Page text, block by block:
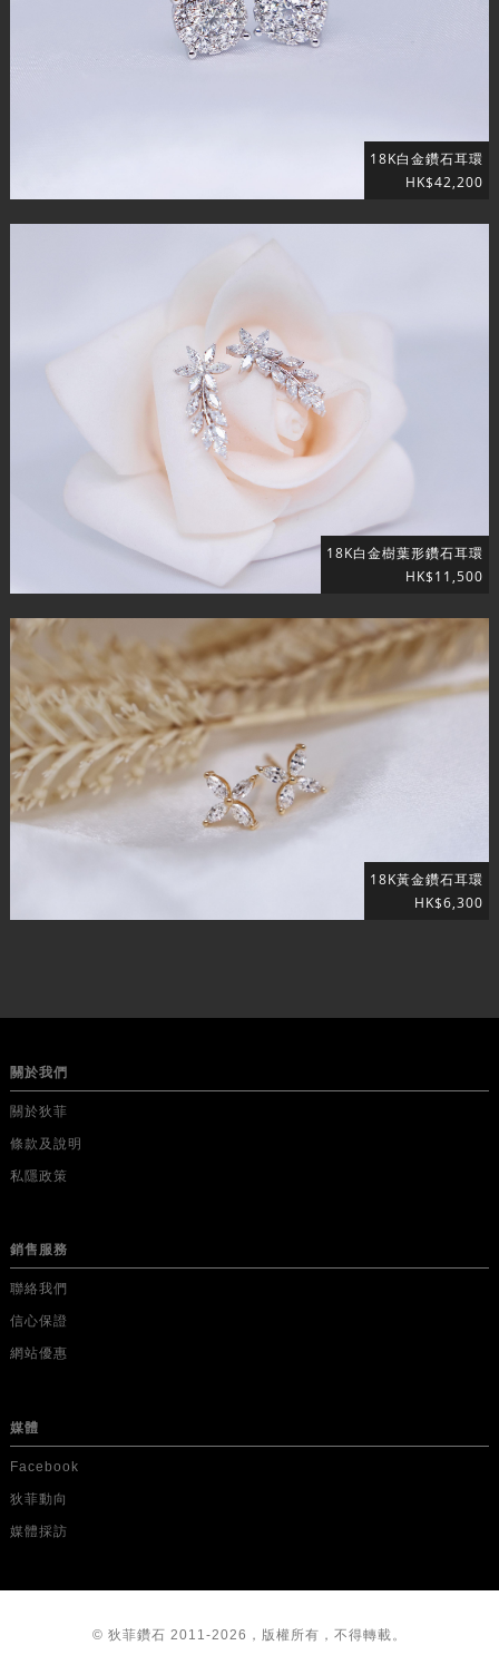
18K白金鑽石耳環
HK$42,200
18K白金樹葉形鑽石耳環
HK$11,500
18K黃金鑽石耳環
HK$6,300
關於我們
關於狄菲
條款及說明
私隱政策
銷售服務
聯絡我們
信心保證
網站優惠
媒體
Facebook
狄菲動向
媒體採訪
© 狄菲鑽石 2011-2026，版權所有，不得轉載。